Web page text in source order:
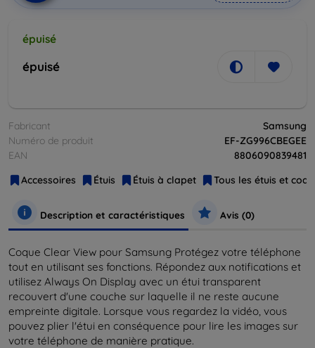
épuisé
épuisé
Fabricant
Samsung
Numéro de produit
EF-ZG996CBEGEE
EAN
8806090839481
Accessoires
Étuis Étuis à clapet Tous les étuis et
Description et caractéristiques Avis (0)
Coque Clear View pour Samsung Protégez votre téléphone
tout en utilisant ses fonctions. Répondez aux notifications et
utilisez Always On Display avec un étui transparent
recouvert d'une couche sur laquelle il ne reste aucune
empreinte digitale. Lorsque vous regardez la vidéo, vous
pouvez plier l'étui en conséquence pour lire les images sur
votre téléphone de manière pratique.